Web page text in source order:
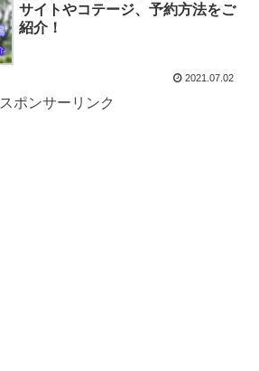
サイトやコテージ、予約方法をご
紹介！
2021.07.02
スポンサーリンク